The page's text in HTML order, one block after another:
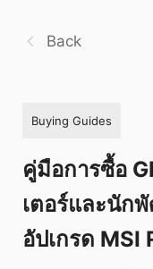
Back
Buying Guides
คู่มือการซื้อ
เตอร์และนัก
อัปเกรด MSI